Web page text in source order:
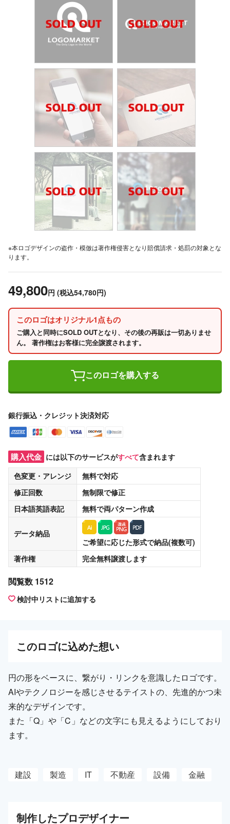
※本ロゴデザインの盗作・模倣は著作権侵害となり賠償請求・処罰の対象とな
ります。
49,800円 (税込54,780円)
このロゴはオリジナル1点もの
ご購入と同時にSOLD OUTとなり、その後の再販は一切ありませ
ん。 著作権はお客様に完全譲渡されます。
このロゴを購入する
銀行振込・クレジット決済対応
購入代金 には以下のサービスがすべて含まれます
色変更・アレンジ
無料で対応
修正回数
無制限で修正
日本語英語表記
無料で両パターン作成
データ納品
ご希望に応じた形式で納品(複数可)
著作権
完全無料譲渡します
閲覧数 1512
検討中リストに追加する
このロゴに込めた想い
円の形をベースに、繋がり・リンクを意識したロゴです。
AIやテクノロジーを感じさせるテイストの、先進的かつ未
来的なデザインです。
また「Q」や「C」などの文字にも見えるようにしており
ます。
建設 製造 IT 不動産 設備 金融
制作したプロデザイナー